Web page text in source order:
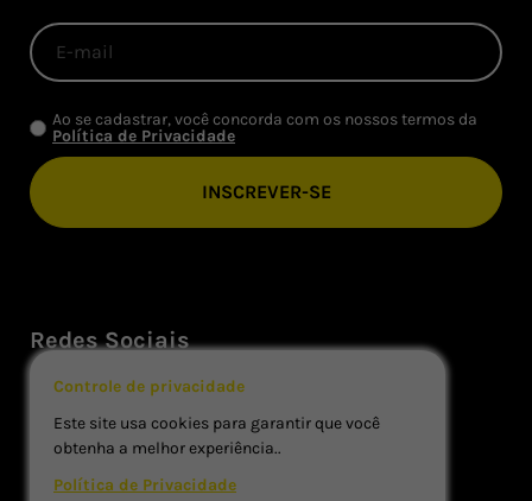
Ao se cadastrar, você concorda com os nossos termos da
Política de Privacidade
Redes Sociais
Controle de privacidade
Este site usa cookies para garantir que você
obtenha a melhor experiência..
Política de Privacidade